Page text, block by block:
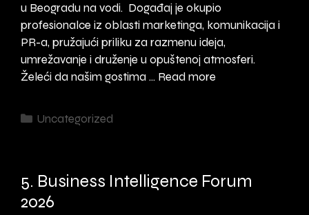
u Beogradu na vodi. Događaj je okupio
profesionalce iz oblasti marketinga, komunikacija i
PR-a, pružajući priliku za razmenu ideja,
umrežavanje i druženje u opuštenoj atmosferi.
Želeći da našim gostima … Read more
Experience
Categories
Uncategorized
5. Business Intelligence Forum
2026